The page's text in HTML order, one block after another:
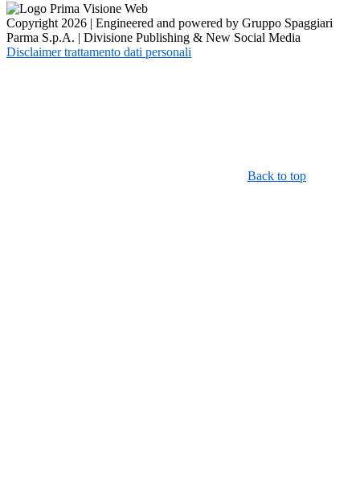
Copyright 2026 | Engineered and powered by Gruppo Spaggiari
Parma S.p.A. | Divisione Publishing & New Social Media
Disclaimer trattamento dati personali
Back to top